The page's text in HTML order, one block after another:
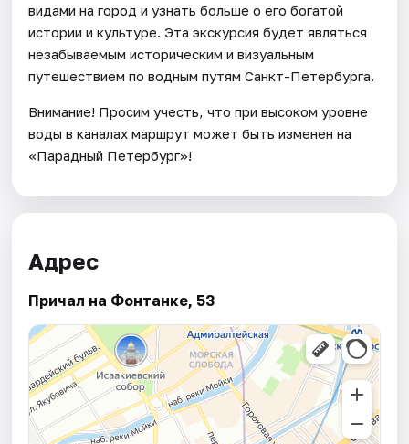
видами на город и узнать больше о его богатой
истории и культуре. Эта экскурсия будет являться
незабываемым историческим и визуальным
путешествием по водным путям Санкт-Петербурга.
Внимание! Просим учесть, что при высоком уровне
воды в каналах маршрут может быть изменен на
«Парадный Петербург»!
Адрес
Причал на Фонтанке, 53